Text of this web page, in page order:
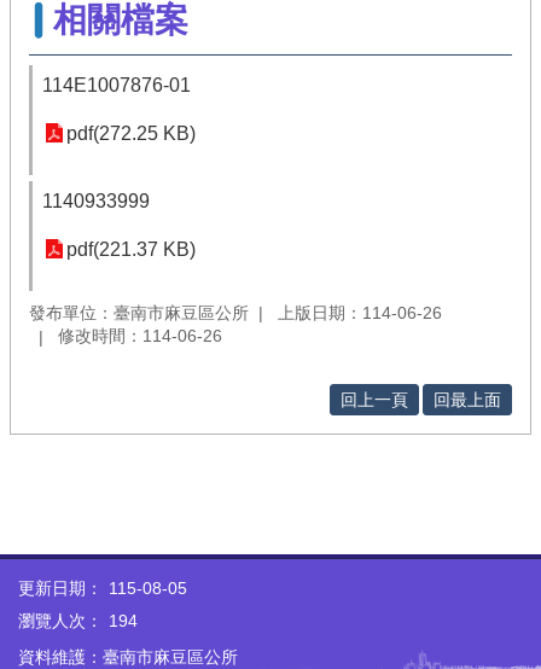
相關檔案
114E1007876-01
pdf(272.25 KB)
1140933999
pdf(221.37 KB)
發布單位：臺南市麻豆區公所
上版日期：114-06-26
修改時間：114-06-26
回上一頁 回最上面
更新日期：
115-08-05
瀏覽人次：
194
資料維護：臺南市麻豆區公所